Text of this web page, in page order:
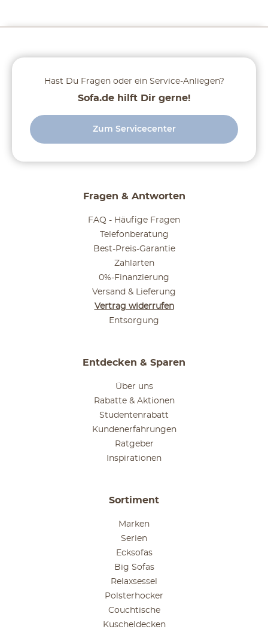
Fragen & Antworten
FAQ - Häufige Fragen
Telefonberatung
Best-Preis-Garantie
Zahlarten
0%-Finanzierung
Versand & Lieferung
Vertrag widerrufen
Entsorgung
Entdecken & Sparen
Über uns
Rabatte & Aktionen
Studentenrabatt
Kundenerfahrungen
Ratgeber
Inspirationen
Sortiment
Marken
Serien
Ecksofas
Big Sofas
Relaxsessel
Polsterhocker
Couchtische
Kuscheldecken
Hast Du Fragen oder ein Service-Anliegen?
Sofa.de hilft Dir gerne!
Zum Servicecenter